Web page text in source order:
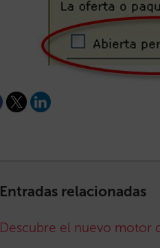
Entradas relacionadas
Descubre el nuevo motor